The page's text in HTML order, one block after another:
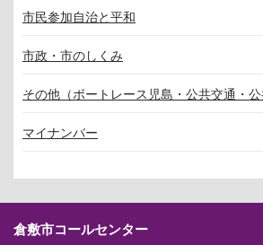
市民参加自治と平和
市政・市のしくみ
その他（ボートレース児島・公共交通・公
マイナンバー
倉敷市コールセンター